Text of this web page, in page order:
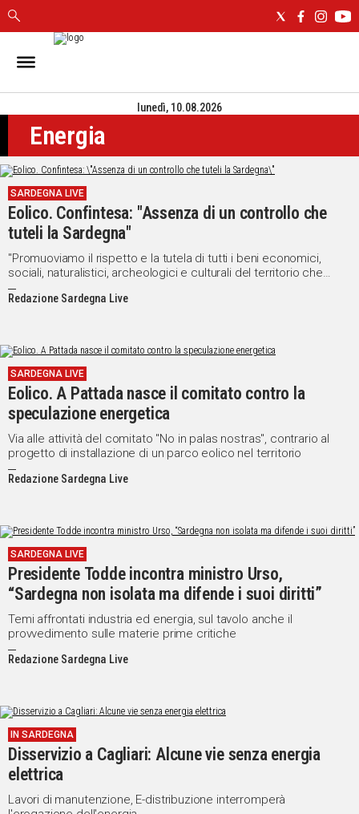
IN
CAGLIARI
SASSARI
NUORO
ORISTANO
SULCIS
GALLURA
OGLIASTRA
MEDIO
CAMPIDANO
POLITICA
IN
ITALIA
NEL
MONDO
SPORT
EVENTI
VIDEO
Vai
Social
lunedì, 10.08.2026
Energia
SARDEGNA LIVE
Eolico. Confintesa: "Assenza di un controllo che
tuteli la Sardegna"
"Promuoviamo il rispetto e la tutela di tutti i beni economici,
sociali, naturalistici, archeologici e culturali del territorio che
chiamiamo casa"
Redazione Sardegna Live
SARDEGNA LIVE
Eolico. A Pattada nasce il comitato contro la
speculazione energetica
Via alle attività del comitato "No in palas nostras", contrario al
progetto di installazione di un parco eolico nel territorio
Redazione Sardegna Live
SARDEGNA LIVE
Presidente Todde incontra ministro Urso,
“Sardegna non isolata ma difende i suoi diritti”
Temi affrontati industria ed energia, sul tavolo anche il
provvedimento sulle materie prime critiche
Redazione Sardegna Live
IN SARDEGNA
Disservizio a Cagliari: Alcune vie senza energia
elettrica
Lavori di manutenzione, E-distribuzione interromperà